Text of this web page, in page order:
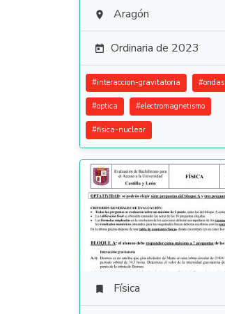
 Aragón
 Ordinaria de 2023
#interaccion-gravitatoria #ondas
#optica #electromagnetismo
#fisica-nuclear
 Física